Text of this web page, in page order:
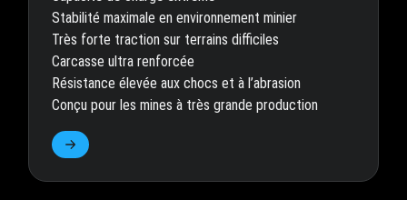
Stabilité maximale en environnement minier
Très forte traction sur terrains difficiles
Carcasse ultra renforcée
Résistance élevée aux chocs et à l’abrasion
Conçu pour les mines à très grande production